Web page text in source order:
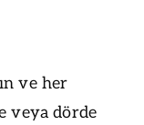
ve her
veya dörde